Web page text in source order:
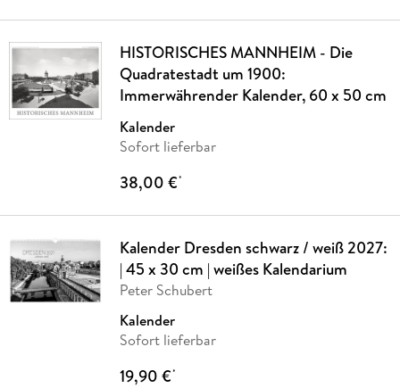
HISTORISCHES MANNHEIM - Die
Quadratestadt um 1900:
Immerwährender Kalender, 60 x 50 cm
Kalender
Sofort lieferbar
38,00 €*
Kalender Dresden schwarz / weiß 2027:
| 45 x 30 cm | weißes Kalendarium
Peter Schubert
Kalender
Sofort lieferbar
19,90 €*